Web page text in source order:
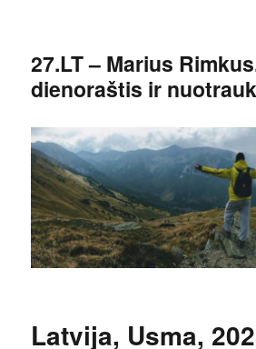
27.LT – Marius
dienoraštis ir
Latvija, Usma,